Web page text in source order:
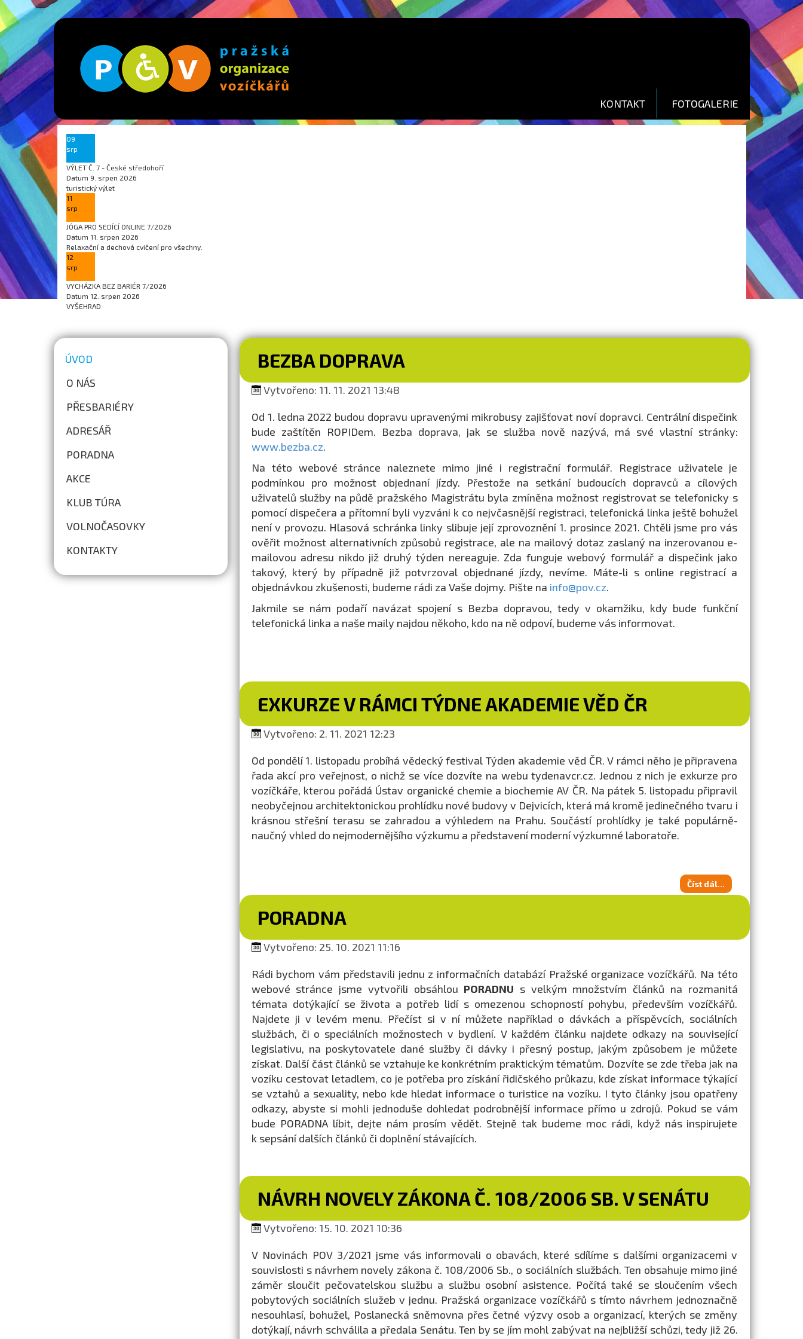
KONTAKT FOTOGALERIE
09
srp
VÝLET Č. 7 - České středohoří
Datum 9. srpen 2026
turistický výlet
11
srp
JÓGA PRO SEDÍCÍ ONLINE 7/2026
Datum 11. srpen 2026
Relaxační a dechová cvičení pro všechny.
12
srp
VYCHÁZKA BEZ BARIÉR 7/2026
Datum 12. srpen 2026
VYŠEHRAD
ÚVOD
O NÁS
PŘESBARIÉRY
ADRESÁŘ
PORADNA
AKCE
KLUB TÚRA
VOLNOČASOVKY
KONTAKTY
BEZBA DOPRAVA
Vytvořeno: 11. 11. 2021 13:48
Od 1. ledna 2022 budou dopravu upravenými mikrobusy zajišťovat noví dopravci. Centrální dispečink
bude zaštítěn ROPIDem. Bezba doprava, jak se služba nově nazývá, má své vlastní stránky:
www.bezba.cz.
Na této webové stránce naleznete mimo jiné i registrační formulář. Registrace uživatele je
podmínkou pro možnost objednaní jízdy. Přestože na setkání budoucích dopravců a cílových
uživatelů služby na půdě pražského Magistrátu byla zmíněna možnost registrovat se telefonicky s
pomocí dispečera a přítomní byli vyzváni k co nejvčasnější registraci, telefonická linka ještě bohužel
není v provozu. Hlasová schránka linky slibuje její zprovoznění 1. prosince 2021. Chtěli jsme pro vás
ověřit možnost alternativních způsobů registrace, ale na mailový dotaz zaslaný na inzerovanou e-
mailovou adresu nikdo již druhý týden nereaguje. Zda funguje webový formulář a dispečink jako
takový, který by případně již potvrzoval objednané jízdy, nevíme. Máte-li s online registrací a
objednávkou zkušenosti, budeme rádi za Vaše dojmy. Pište na info@pov.cz.
Jakmile se nám podaří navázat spojení s Bezba dopravou, tedy v okamžiku, kdy bude funkční
telefonická linka a naše maily najdou někoho, kdo na ně odpoví, budeme vás informovat.
EXKURZE V RÁMCI TÝDNE AKADEMIE VĚD ČR
Vytvořeno: 2. 11. 2021 12:23
Od pondělí 1. listopadu probíhá vědecký festival Týden akademie věd ČR. V rámci něho je připravena
řada akcí pro veřejnost, o nichž se více dozvíte na webu tydenavcr.cz. Jednou z nich je exkurze pro
vozíčkáře, kterou pořádá Ústav organické chemie a biochemie AV ČR. Na pátek 5. listopadu připravil
neobyčejnou architektonickou prohlídku nové budovy v Dejvicích, která má kromě jedinečného tvaru i
krásnou střešní terasu se zahradou a výhledem na Prahu. Součástí prohlídky je také populárně-
naučný vhled do nejmodernějšího výzkumu a představení moderní výzkumné laboratoře.
Číst dál...
PORADNA
Vytvořeno: 25. 10. 2021 11:16
Rádi bychom vám představili jednu z informačních databází Pražské organizace vozíčkářů. Na této
webové stránce jsme vytvořili obsáhlou PORADNU s velkým množstvím článků na rozmanitá
témata dotýkající se života a potřeb lidí s omezenou schopností pohybu, především vozíčkářů.
Najdete ji v levém menu. Přečíst si v ní můžete například o dávkách a příspěvcích, sociálních
službách, či o speciálních možnostech v bydlení. V každém článku najdete odkazy na související
legislativu, na poskytovatele dané služby či dávky i přesný postup, jakým způsobem je můžete
získat. Další část článků se vztahuje ke konkrétním praktickým tématům. Dozvíte se zde třeba jak na
vozíku cestovat letadlem, co je potřeba pro získání řidičského průkazu, kde získat informace týkající
se vztahů a sexuality, nebo kde hledat informace o turistice na vozíku. I tyto články jsou opatřeny
odkazy, abyste si mohli jednoduše dohledat podrobnější informace přímo u zdrojů. Pokud se vám
bude PORADNA líbit, dejte nám prosím vědět. Stejně tak budeme moc rádi, když nás inspirujete
k sepsání dalších článků či doplnění stávajících.
NÁVRH NOVELY ZÁKONA Č. 108/2006 SB. V SENÁTU
Vytvořeno: 15. 10. 2021 10:36
V Novinách POV 3/2021 jsme vás informovali o obavách, které sdílíme s dalšími organizacemi v
souvislosti s návrhem novely zákona č. 108/2006 Sb., o sociálních službách. Ten obsahuje mimo jiné
záměr sloučit pečovatelskou službu a službu osobní asistence. Počítá také se sloučením všech
pobytových sociálních služeb v jednu. Pražská organizace vozíčkářů s tímto návrhem jednoznačně
nesouhlasí, bohužel, Poslanecká sněmovna přes četné výzvy osob a organizací, kterých se změny
dotýkají, návrh schválila a předala Senátu. Ten by se jím mohl zabývat na nejbližší schůzi, tedy již 26.